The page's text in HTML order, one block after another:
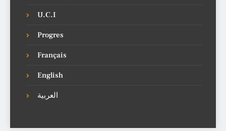
U.C.I
Progres
Français
English
العربية